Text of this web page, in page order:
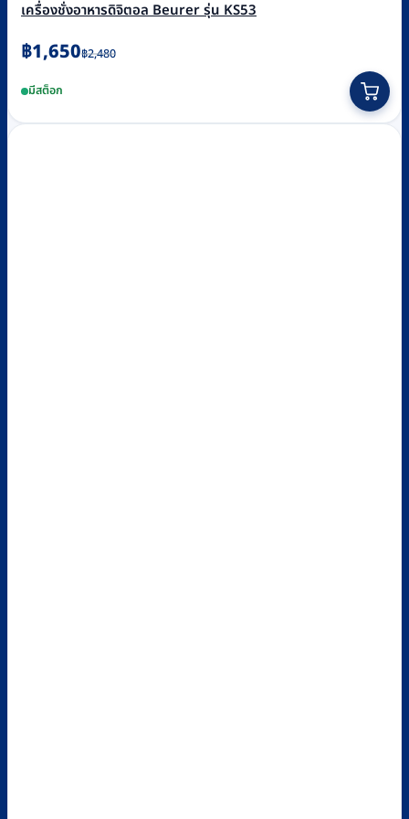
เครื่องชั่งอาหารดิจิตอล Beurer รุ่น KS53
฿2,480
Original
was:
฿2,480.
฿1,650
Current
is:
฿1,650.
มีสต็อก